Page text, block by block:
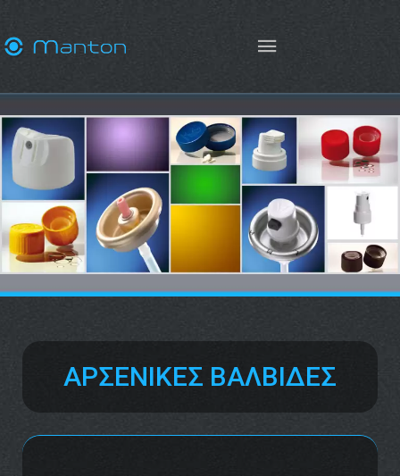
ΑΡΣΕΝΙΚΕΣ ΒΑΛΒΙΔΕΣ